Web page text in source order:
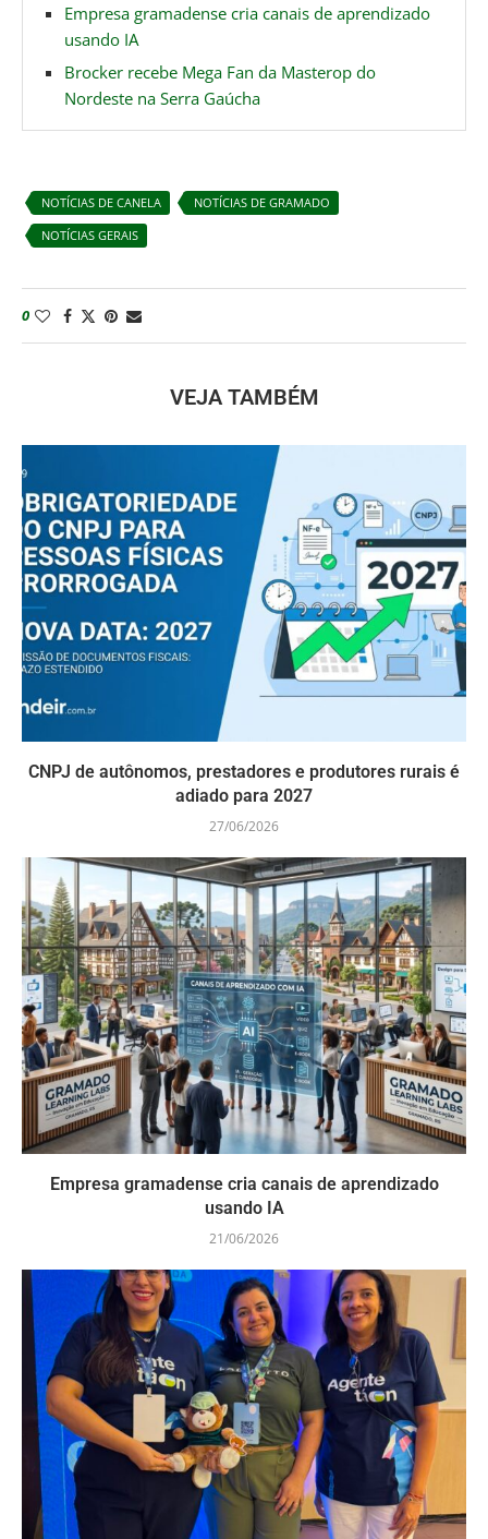
Empresa gramadense cria canais de aprendizado
usando IA
Brocker recebe Mega Fan da Masterop do
Nordeste na Serra Gaúcha
NOTÍCIAS DE CANELA
NOTÍCIAS DE GRAMADO
NOTÍCIAS GERAIS
0
VEJA TAMBÉM
CNPJ de autônomos, prestadores e produtores rurais é
adiado para 2027
27/06/2026
Empresa gramadense cria canais de aprendizado
usando IA
21/06/2026